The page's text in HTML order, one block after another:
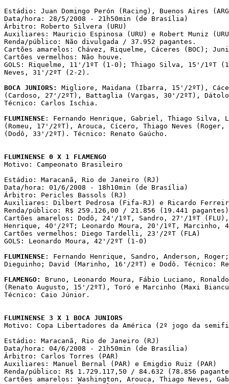
Estádio: Juan Domingo Perón (Racing), Buenos Aires
Data/hora: 28/5/2008 - 21h50min (de Brasília)
Árbitro: Roberto Silvera (URU)
Auxiliares: Mauricio Espinosa (URU) e Robert Muniz
Renda/público: Não divulgada / 37.952 pagantes.
Cartões amarelos: Chávez, Riquelme, Cáceres (BOC);
Cartões vermelhos: Não houve.
GOLS: Riquelme, 11'/1ºT (1-0); Thiago Silva, 15'/1ºT
Neves, 31'/2ºT (2-2).
BOCA JUNIORS:
Migliore, Maidana (Ibarra, 15'/2ºT),
(Cardoso, 27'/2ºT), Battaglia (Vargas, 30'/2ºT),
Técnico: Carlos Ischia.
FLUMINENSE : Fernando Henrique, Gabriel, Thiago Silva,
(Romeu, 17'/2ºT), Arouca, Cícero, Thiago Neves (Roger,
(Dodô, 33'/2ºT). Técnico: Renato Gaúcho.
FLUMINENSE 0 X 1 FLAMENGO
Motivo: Campeonato Brasileiro
Estádio: Maracanã, Rio de Janeiro (RJ)
Data/hora: 01/6/2008 - 18h10min (de Brasília)
Árbitro: Pericles Bassols (RJ)
Auxiliares: Dilbert Pedrosa (Fifa-RJ) e Ricardo
Renda/público: R$ 259.126,00 / 21.856 (19.441 pagantes)
Cartões amarelos: Dodô, 24'/1ºT, Sandro, 27'/1ºT
Henrique, 40'/2ºT; Leonardo Moura, 20'/1ºT, Marcinho,
Cartões vermelhos: Diego Tardelli, 23'/2ºT (FLA)
GOLS: Leonardo Moura, 42'/2ºT (1-0)
FLUMINENSE : Fernando Henrique, Sandro, Anderson,
Dieguinho; David (Marinho, 16'/2ºT) e Dodô. Técnico:
FLAMENGO:
Bruno, Leonardo Moura, Fábio Luciano,
(Renato Augusto, 15'/2ºT), Toró e Marcinho (Maxi
Técnico: Caio Júnior.
FLUMINENSE 3 X 1 BOCA JUNIORS
Motivo: Copa Libertadores da América (2º jogo da
Estádio: Maracanã, Rio de Janeiro (RJ)
Data/hora: 04/6/2008 - 21h50min (de Brasília)
Árbitro: Carlos Torres (PAR)
Auxiliares: Manuel Bernal (PAR) e Emigdio Ruiz (PAR)
Renda/público: R$ 1.729.117,50 / 84.632 (78.856
Cartões amarelos: Washington, Arouca, Thiago Neves,